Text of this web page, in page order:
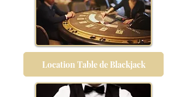
Location Table de Blackjack